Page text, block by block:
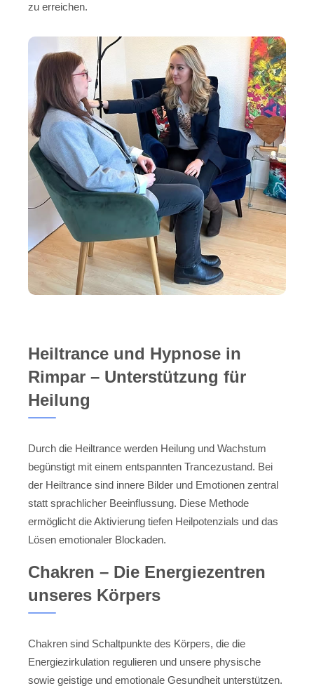
zu erreichen.
Heiltrance und Hypnose in
Rimpar – Unterstützung für
Heilung
Durch die Heiltrance werden Heilung und Wachstum
begünstigt mit einem entspannten Trancezustand. Bei
der Heiltrance sind innere Bilder und Emotionen zentral
statt sprachlicher Beeinflussung. Diese Methode
ermöglicht die Aktivierung tiefen Heilpotenzials und das
Lösen emotionaler Blockaden.
Chakren – Die Energiezentren
unseres Körpers
Chakren sind Schaltpunkte des Körpers, die die
Energiezirkulation regulieren und unsere physische
sowie geistige und emotionale Gesundheit unterstützen.